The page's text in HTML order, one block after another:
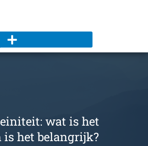
wat is het
is het belangrijk?